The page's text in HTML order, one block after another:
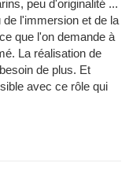
peu d'originalité ...
l'immersion et de la
que l'on demande à
La réalisation de
de plus. Et
avec ce rôle qui